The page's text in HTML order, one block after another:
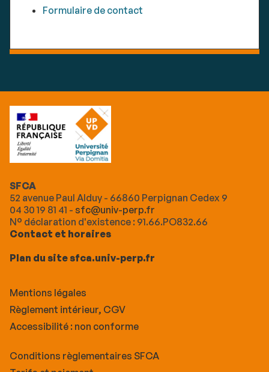
Formulaire de contact
SFCA
52 avenue Paul Alduy - 66860 Perpignan Cedex 9
04 30 19 81 41 - sfc@univ-perp.fr
N° déclaration d'existence : 91.66.PO832.66
Contact et horaires
Plan du site sfca.univ-perp.fr
Mentions légales
Règlement intérieur, CGV
Accessibilité : non conforme
Conditions règlementaires SFCA